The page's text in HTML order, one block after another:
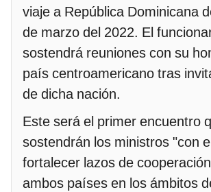
viaje a República Dominicana
de marzo del 2022. El
sostendrá reuniones con su
país centroamericano tras
de dicha nación.
Este será el primer encuentro
sostendrán los ministros "con
fortalecer lazos de
ambos países en los ámbitos